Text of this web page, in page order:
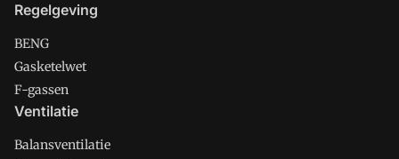
Regelgeving
BENG
Gasketelwet
F-gassen
Ventilatie
Balansventilatie